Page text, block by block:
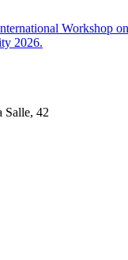
Workshop
2026.
Salle, 42